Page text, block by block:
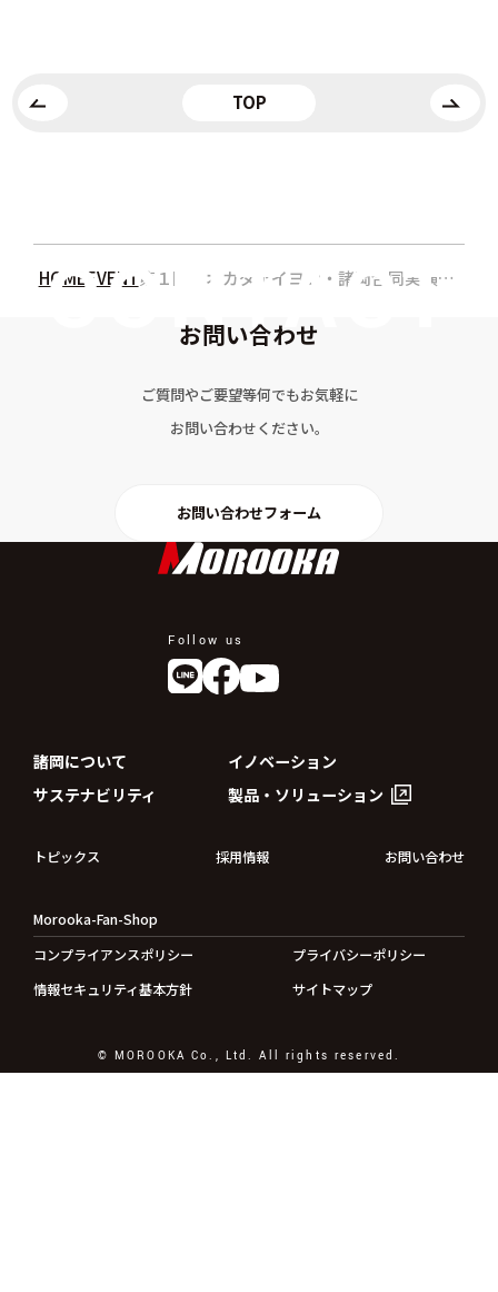
TOP
HOMEEVENT 第１回 オカダアイヨン・諸岡合同実演会 2025
お問い合わせ
ご質問やご要望等何でもお気軽に
お問い合わせください。
お問い合わせフォーム
Follow us
諸岡について
イノベーション
サステナビリティ
製品・ソリューション
トピックス 採用情報 お問い合わせ
Morooka-Fan-Shop
コンプライアンスポリシー
プライバシーポリシー
情報セキュリティ基本方針
サイトマップ
© MOROOKA Co., Ltd. All rights reserved.